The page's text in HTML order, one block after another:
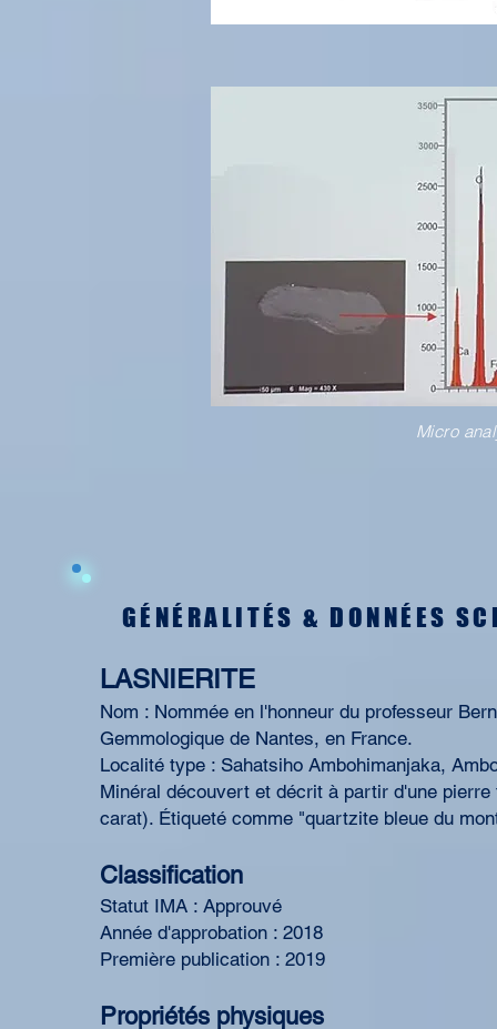
Micro
GÉNÉRALITÉS & DONNÉES
LASNIERITE
Nom : Nommée en l'honneur du professeur
Gemmologique de Nantes, en France.
Localité type : Sahatsiho Ambohimanjaka,
Minéral découvert et décrit à partir d'une
carat). Étiqueté comme "quartzite bleue du
Classification
Statut IMA : Approuvé
Année d'approbation : 2018
Première publication : 2019
Propriétés physiques